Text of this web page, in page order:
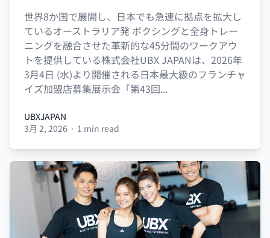
世界8か国で展開し、日本でも急速に拠点を拡大し
ているオーストラリア発 ボクシングと全身トレー
ニングを融合させた革新的な45分間のワークアウ
トを提供している株式会社UBX JAPANは、2026年
3月4日 (水)より開催される日本最大級のフランチャ
イズ加盟店募集展示会「第43回...
UBXJAPAN
UBXJAPAN
3月 2, 2026 · 1 min read